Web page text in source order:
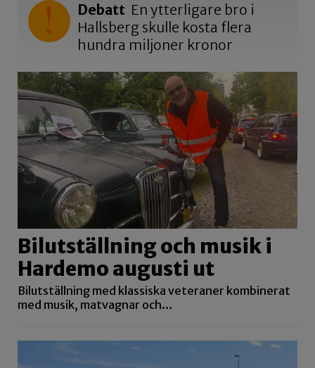
Debatt En ytterligare bro i
Hallsberg skulle kosta flera
hundra miljoner kronor
Bilutställning och musik i
Hardemo augusti ut
Bilutställning med klassiska veteraner kombinerat
med musik, matvagnar och…